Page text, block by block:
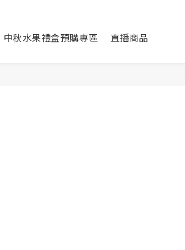
中秋水果禮盒預購專區 直播商品